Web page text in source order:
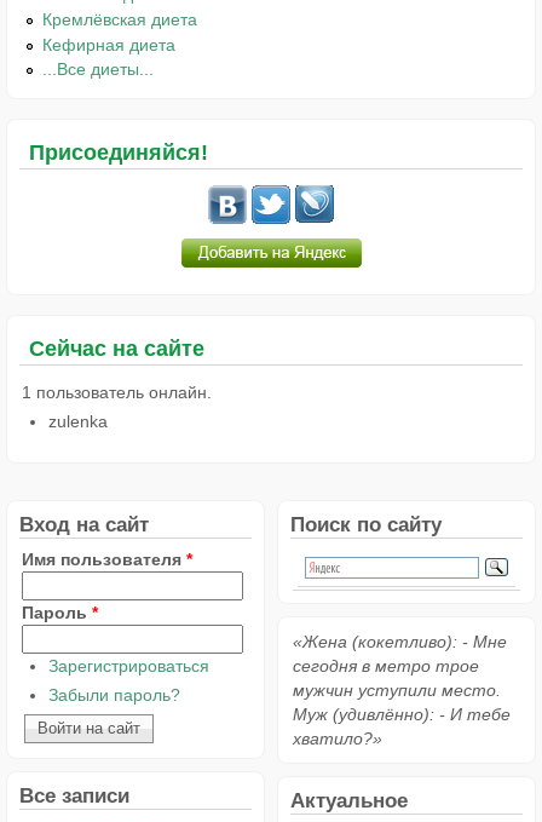
Кремлёвская диета
Кефирная диета
...Все диеты...
Присоединяйся!
Сейчас на сайте
1 пользователь онлайн.
zulenka
Вход на сайт
Имя пользователя *
Пароль *
Зарегистрироваться
Забыли пароль?
Все записи
Поиск по сайту
«Жена (кокетливо): - Мне
сегодня в метро трое
мужчин уступили место.
Муж (удивлённо): - И тебе
хватило?»
Актуальное